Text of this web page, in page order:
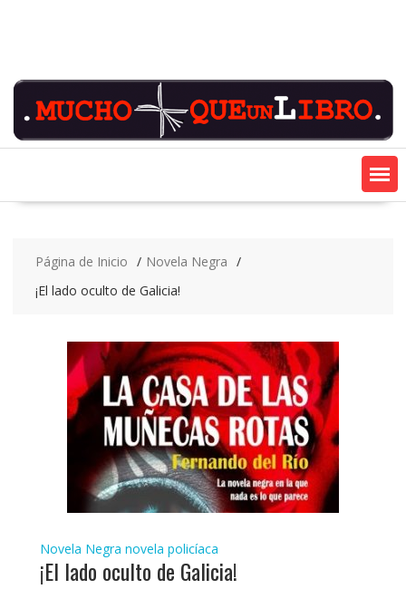
Página de Inicio
Novela Negra
¡El lado oculto de Galicia!
Novela Negra novela policíaca
¡El lado oculto de Galicia!